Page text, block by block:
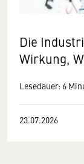
Die
Wirkung,
Lesedauer: 6
23.07.2026